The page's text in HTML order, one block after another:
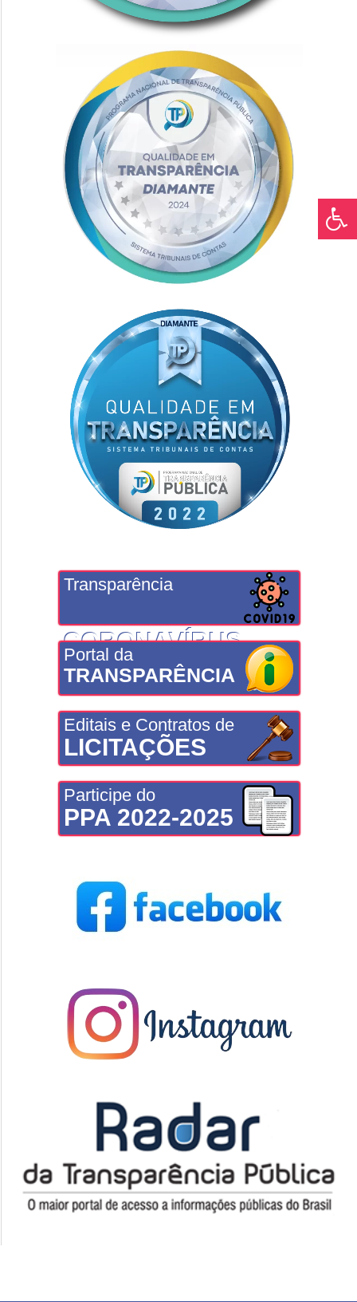
Transparência
CORONAVÍRUS
Portal da
TRANSPARÊNCIA
Editais e Contratos de
LICITAÇÕES
Participe do
PPA 2022-2025